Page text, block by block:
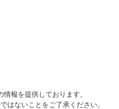
報を提供しております。
はないことをご了承ください。